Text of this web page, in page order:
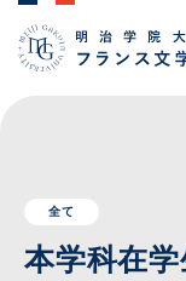
全て
本学科在